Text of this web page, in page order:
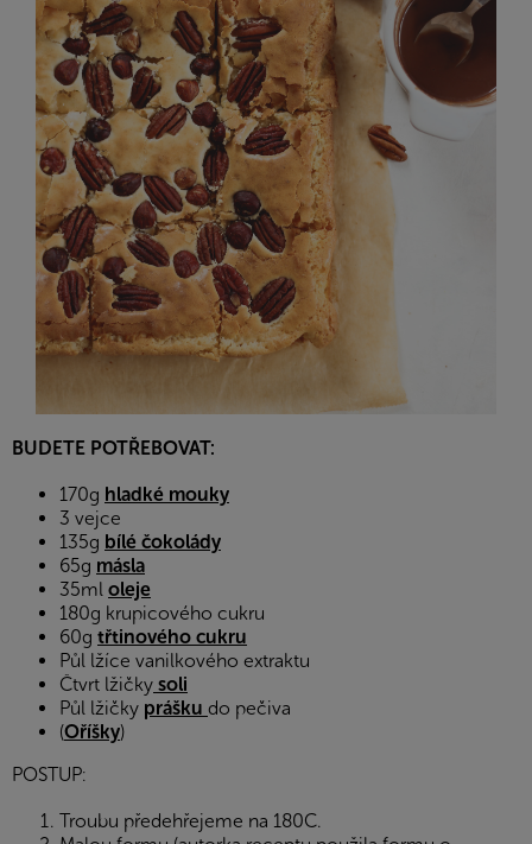
BUDETE POTŘEBOVAT:
170g hladké mouky
3 vejce
135g bílé čokolády
65g másla
35ml oleje
180g krupicového cukru
60g třtinového cukru
Půl lžíce vanilkového extraktu
Čtvrt lžičky soli
Půl lžičky prášku do pečiva
(Oříšky)
POSTUP:
Troubu předehřejeme na 180C.